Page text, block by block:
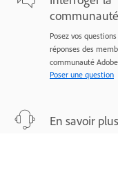
communauté
Posez vos
réponses des
communauté
Poser une question
En savoir plus